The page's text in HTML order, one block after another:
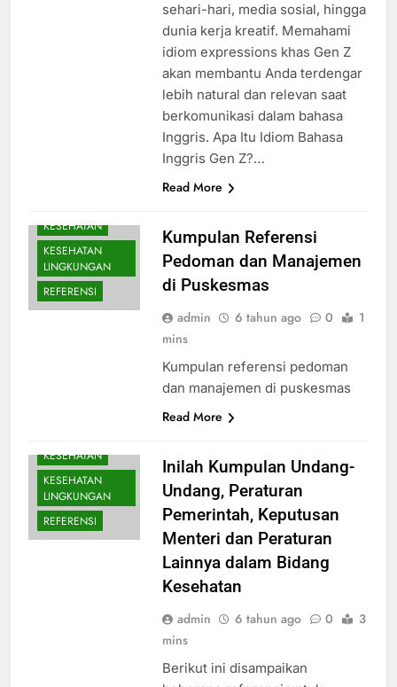
sehari-hari, media sosial, hingga
dunia kerja kreatif. Memahami
idiom expressions khas Gen Z
akan membantu Anda terdengar
lebih natural dan relevan saat
berkomunikasi dalam bahasa
Inggris. Apa Itu Idiom Bahasa
Inggris Gen Z?…
Read More
KESEHATAN
KESEHATAN
LINGKUNGAN
REFERENSI
Kumpulan Referensi
Pedoman dan Manajemen
di Puskesmas
admin 6 tahun ago 0
1
mins
Kumpulan referensi pedoman
dan manajemen di puskesmas
Read More
KESEHATAN
KESEHATAN
LINGKUNGAN
REFERENSI
Inilah Kumpulan Undang-
Undang, Peraturan
Pemerintah, Keputusan
Menteri dan Peraturan
Lainnya dalam Bidang
Kesehatan
admin 6 tahun ago 0
3
mins
Berikut ini disampaikan